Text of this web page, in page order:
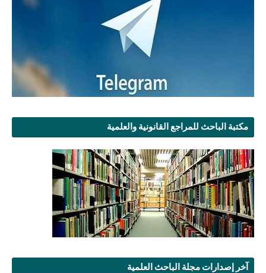
مكتبة الباحث للمراجع القانونية والعلمية
آخر إصدارات مجلة الباحث العلمية